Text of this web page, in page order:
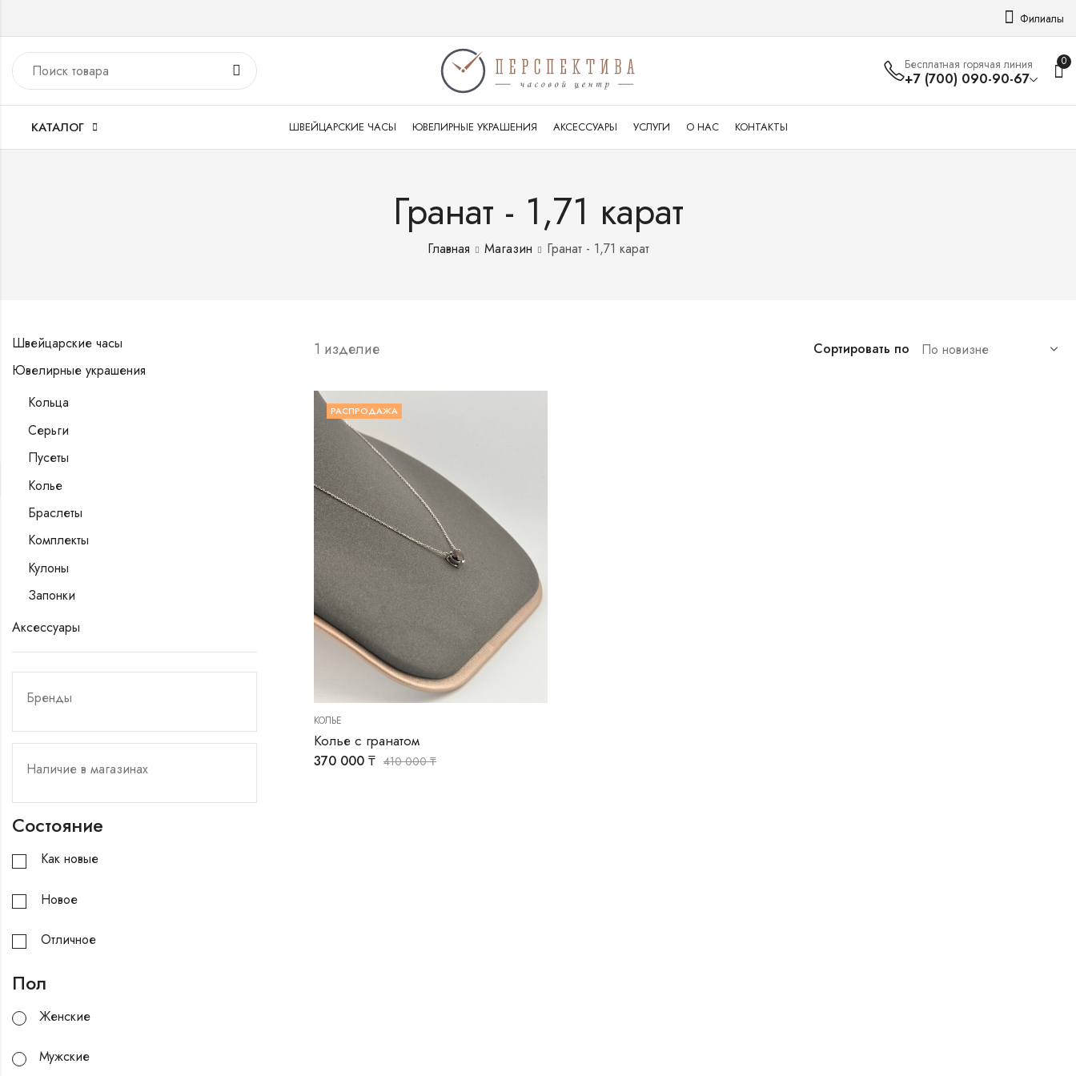
Филиалы
Бесплатная горячая линия
+7 (700) 090-90-67
0
КАТАЛОГ ШВЕЙЦАРСКИЕ ЧАСЫ ЮВЕЛИРНЫЕ УКРАШЕНИЯ АКСЕССУАРЫ УСЛУГИ О НАС КОНТАКТЫ
Гранат - 1,71 карат
Главная Магазин Гранат - 1,71 карат
1 изделие Сортировать по
РАСПРОДАЖА
КОЛЬЕ
Колье с гранатом
370 000 ₸ 410 000₸
Швейцарские часы
Ювелирные украшения
Кольца
Серьги
Пусеты
Колье
Браслеты
Комплекты
Кулоны
Запонки
Аксессуары
Состояние
Как новые
Новое
Отличное
Пол
Женские
Мужские